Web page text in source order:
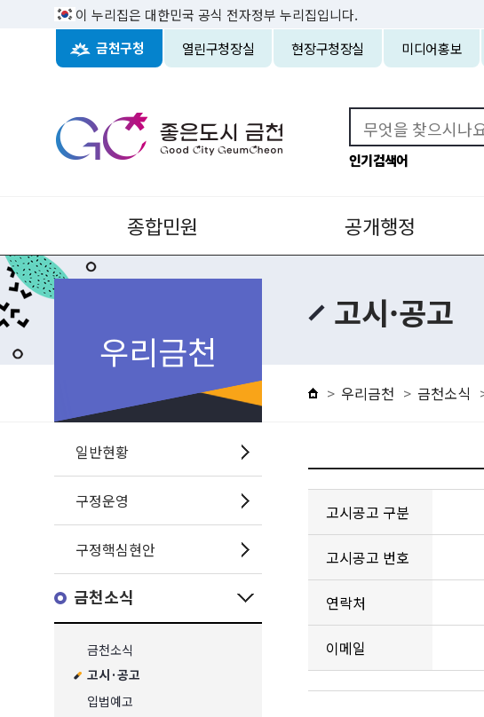
이 누리집은 대한민국 공식 전자정부 누리집입니다.
금천구청 열린구청장실 현장구청장실 미디어홍보
인기검색어
종합민원 공개행정
우리금천
일반현황
구정운영
구정핵심현안
금천소식
금천소식
고시·공고
입법예고
고시·공고
우리금천 금천소식
고시공고 구분
고시공고 번호
연락처
이메일